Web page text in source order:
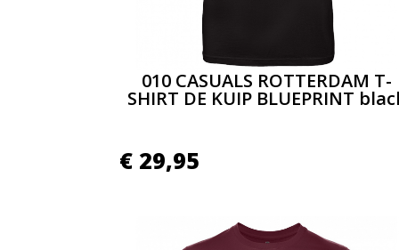
010 CASUALS ROTTERDAM T-
SHIRT DE KUIP BLUEPRINT
€ 29,95